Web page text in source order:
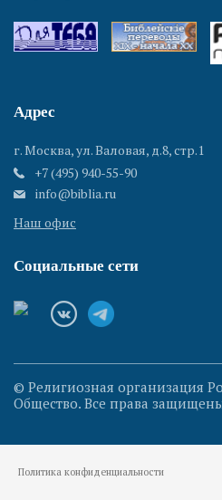
Адрес
г. Москва, ул. Валовая, д.8, стр.1
+7 (495) 940-55-90
info@biblia.ru
Наш офис
Социальные сети
© Религиозная организация
Общество. Все права
Политика конфиденциальности